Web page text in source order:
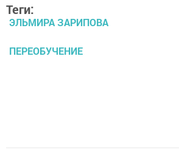
Теги:
ЭЛЬМИРА ЗАРИПОВА
ПЕРЕОБУЧЕНИЕ